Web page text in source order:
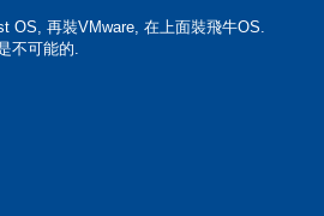
OS, 再裝VMware, 在上面裝飛牛OS.
不可能的.